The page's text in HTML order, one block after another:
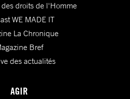
droits de l'Homme
WE MADE IT
La Chronique
Bref
des actualités
AGIR